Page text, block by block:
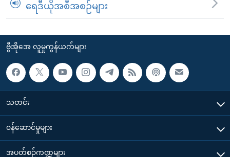
ရေဒီယိုအစီအစဉ်များ
ဗွီအိုအေ လူမှုကွန်ယက်များ
သတင်း
၀န်ဆောင်မှုများ
အပတ်စဉ်ကဏ္ဍများ